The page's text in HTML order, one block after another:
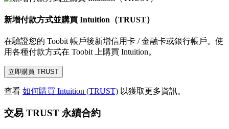
新增付款方式並購買 Intuition（TRUST）
在驗證您的 Toobit 帳戶後新增信用卡 / 金融卡或銀行帳戶。使
用各種付款方式在 Toobit 上購買 Intuition。
立即購買 TRUST
查看 如何購買 Intuition (TRUST) 以獲取更多資訊。
交易 TRUST 永續合約